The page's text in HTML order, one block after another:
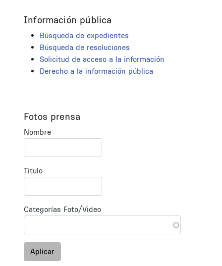
Información pública
Búsqueda de expedientes
Búsqueda de resoluciones
Solicitud de acceso a la información
Derecho a la información pública
Fotos prensa
Nombre
Titulo
Categorías Foto/Video
Aplicar